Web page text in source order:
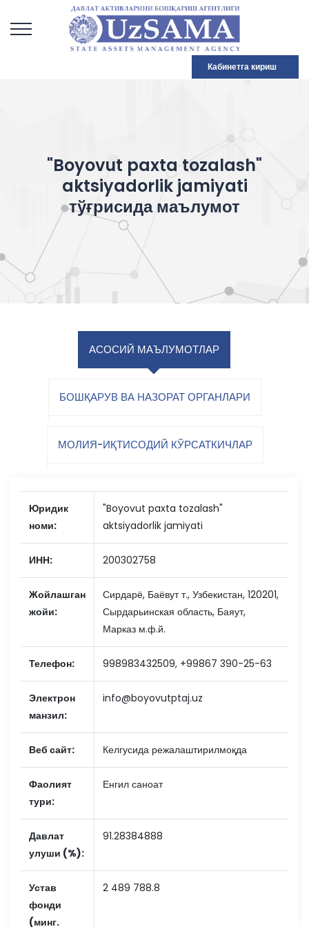
Кабинетга кириш
"Boyovut paxta tozalash"
aktsiyadorlik jamiyati
тўғрисида маълумот
АСОСИЙ МАЪЛУМОТЛАР
БОШҚАРУВ ВА НАЗОРАТ ОРГАНЛАРИ
МОЛИЯ-ИҚТИСОДИЙ КЎРСАТКИЧЛАР
Юридик
номи:
"Boyovut paxta tozalash"
aktsiyadorlik jamiyati
ИНН: 200302758
Жойлашган
жойи:
Сирдарё, Баёвут т., Узбекистан, 120201,
Сырдарьинская область, Баяут,
Марказ м.ф.й.
Телефон: 998983432509, +99867 390-25-63
Электрон
манзил:
info@boyovutptaj.uz
Веб сайт: Келгусида режалаштирилмоқда
Фаолият
тури:
Енгил саноат
Давлат
улуши (%):
91.28384888
Устав
фонди
(минг.
2 489 788.8